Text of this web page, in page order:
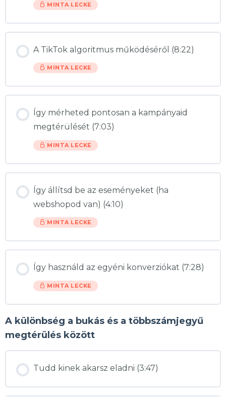
MINTA LECKE
A TikTok algoritmus működéséről (8:22)
MINTA LECKE
Így mérheted pontosan a kampányaid
megtérülését (7:03)
MINTA LECKE
Így állítsd be az eseményeket (ha
webshopod van) (4:10)
MINTA LECKE
Így használd az egyéni konverziókat (7:28)
MINTA LECKE
A különbség a bukás és a többszámjegyű
megtérülés között
Tudd kinek akarsz eladni (3:47)